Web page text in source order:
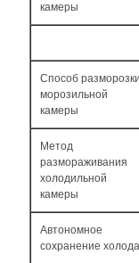
камеры
Способ разморозки
морозильной
камеры
Метод
размораживания
холодильной
камеры
Автономное
сохранение холода